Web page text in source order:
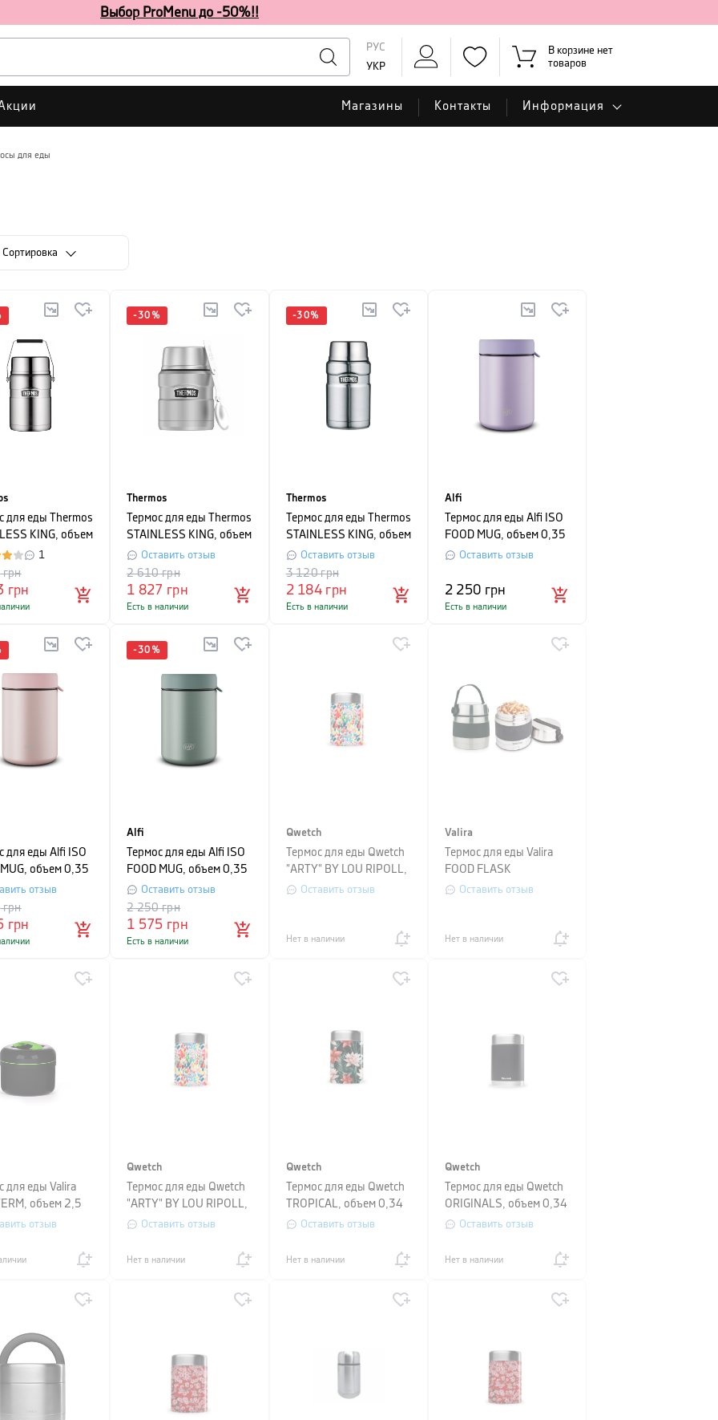
Выбор ProMenu до -50%!!
РУС
УКР
В корзине нет
товаров
Магазины Контакты Информация
для еды
Cортировка
для еды Thermos
KING, объем
1
грн
грн
-30 %
Thermos
Термос для еды Thermos
STAINLESS KING, объем
0,47 л, серебристый
Оставить отзыв
1 827 грн
2 610грн
Есть в наличии
-30%
Thermos
Термос для еды Thermos
STAINLESS KING, объем
0,71 л, серебристый
Оставить отзыв
2 184 грн
3 120грн
Есть в наличии
Alfi
Термос для еды Alfi ISO
FOOD MUG, объем 0,35
л, лаванда
Оставить отзыв
2 250 грн
Есть в наличии
для еды Alfi ISO
MUG, объем 0,35
матовый
отзыв
грн
грн
-30 %
Alfi
Термос для еды Alfi ISO
FOOD MUG, объем 0,35
л, зеленый матовый
Оставить отзыв
1 575 грн
2 250грн
Есть в наличии
Qwetch
Термос для еды Qwetch
"ARTY" BY LOU RIPOLL,
объем 0,65 л,
Оставить отзыв
Нет в наличии
Valira
Термос для еды Valira
FOOD FLASK
INOXTERM, объем 1 л,
Оставить отзыв
Нет в наличии
для еды Valira
объем 2,5
зеленый
отзыв
Qwetch
Термос для еды Qwetch
"ARTY" BY LOU RIPOLL,
объем 0,34 л,
Оставить отзыв
Нет в наличии
Qwetch
Термос для еды Qwetch
TROPICAL, объем 0,34
л, черный
Оставить отзыв
Нет в наличии
Qwetch
Термос для еды Qwetch
ORIGINALS, объем 0,34
л, черный
Оставить отзыв
Нет в наличии